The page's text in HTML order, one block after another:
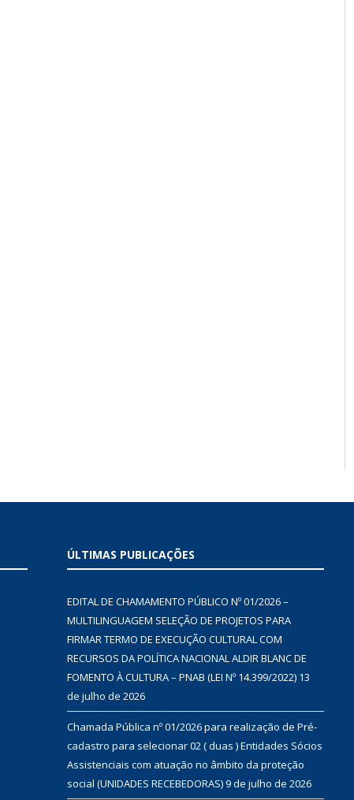
ÚLTIMAS PUBLICAÇÕES
EDITAL DE CHAMAMENTO PÚBLICO Nº 01/2026 –
MULTILINGUAGEM SELEÇÃO DE PROJETOS PARA
FIRMAR TERMO DE EXECUÇÃO CULTURAL COM
RECURSOS DA POLÍTICA NACIONAL ALDIR BLANC DE
FOMENTO À CULTURA – PNAB (LEI Nº 14.399/2022) 13
de julho de 2026
Chamada Pública nº 01/2026 para realização de Pré-
cadastro para selecionar 02 ( duas ) Entidades Sócios
Assistenciais com atuação no âmbito da proteção
social (UNIDADES RECEBEDORAS)9 de julho de 2026